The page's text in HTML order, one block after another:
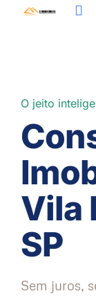
O jeito
Vila
SP
Sem juros,